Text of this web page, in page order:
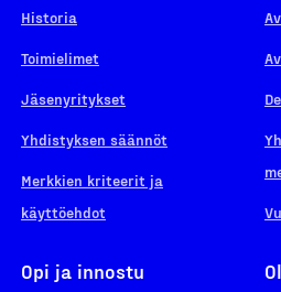
Historia
Toimielimet
Jäsenyritykset
Yhdistyksen säännöt
Merkkien kriteerit ja
käyttöehdot
Opi ja innostu